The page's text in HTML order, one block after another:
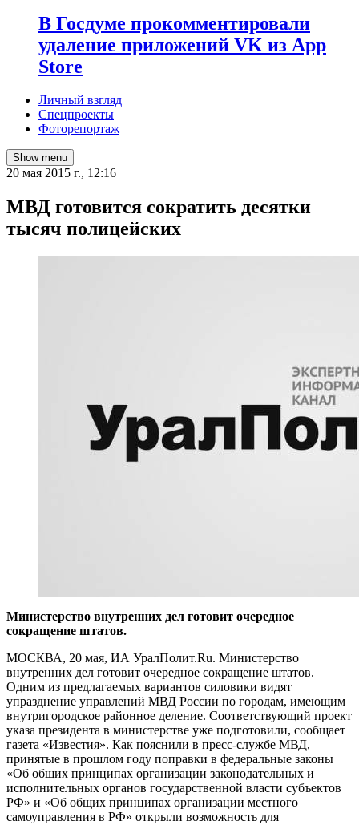
В Госдуме прокомментировали
удаление приложений VK из App
Store
Личный взгляд
Спецпроекты
Фоторепортаж
Show menu
20 мая 2015 г., 12:16
МВД готовится сократить десятки
тысяч полицейских
Министерство внутренних дел готовит очередное
сокращение штатов.
МОСКВА, 20 мая, ИА УралПолит.Ru. Министерство
внутренних дел готовит очередное сокращение штатов.
Одним из предлагаемых вариантов силовики видят
упразднение управлений МВД России по городам, имеющим
внутригородское районное деление. Соответствующий проект
указа президента в министерстве уже подготовили, сообщает
газета «Известия». Как пояснили в пресс-службе МВД,
принятые в прошлом году поправки в федеральные законы
«Об общих принципах организации законодательных и
исполнительных органов государственной власти субъектов
РФ» и «Об общих принципах организации местного
самоуправления в РФ» открыли возможность для